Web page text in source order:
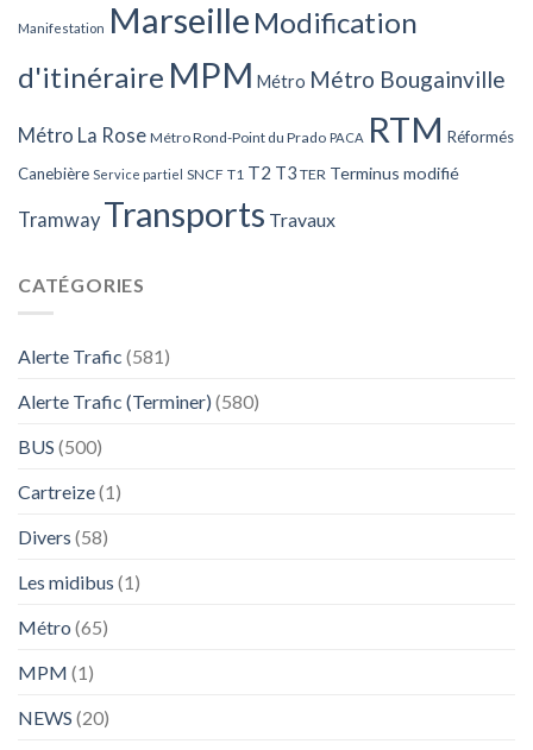
Manifestation Marseille Modification
d'itinéraire MPM Métro Métro Bougainville
Métro La Rose Métro Rond-Point du Prado PACA RTM Réformés
Canebière Service partiel SNCF T1 T2 T3 TER Terminus modifié
Tramway Transports Travaux
CATÉGORIES
Alerte Trafic (581)
Alerte Trafic (Terminer) (580)
BUS (500)
Cartreize(1)
Divers (58)
Les midibus (1)
Métro (65)
MPM (1)
NEWS (20)